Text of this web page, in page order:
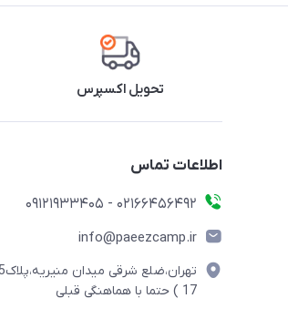
تحویل اکسپرس
اطلاعات تماس
02166456492 - 09121933405
info@paeezcamp.ir
17 ) حتما با هماهنگی قبلی